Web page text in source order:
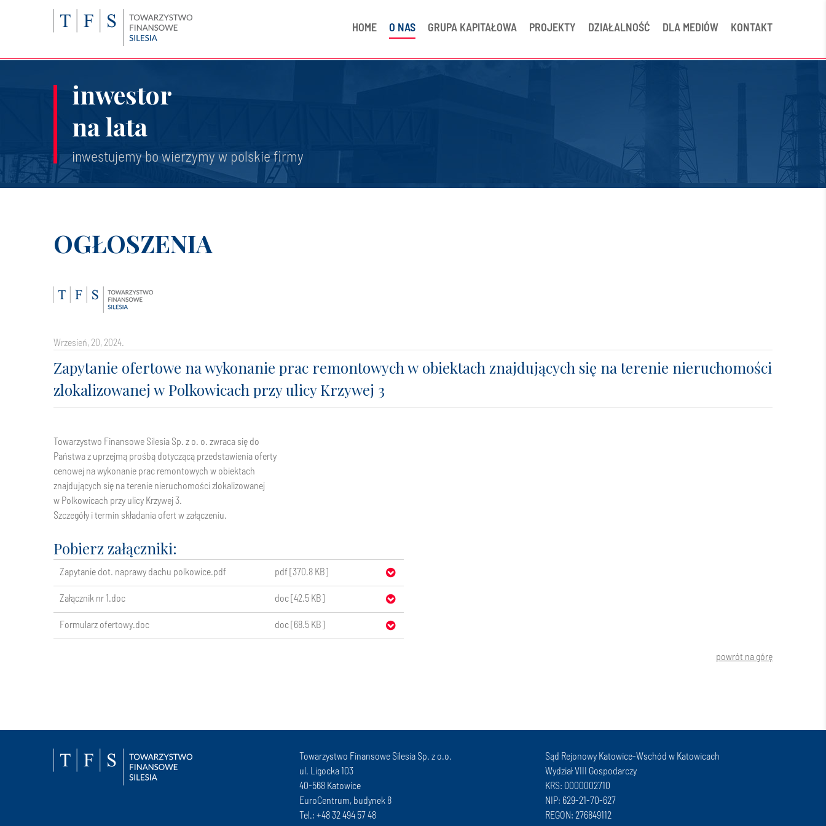
HOME O NAS GRUPA KAPITAŁOWA PROJEKTY DZIAŁALNOŚĆ DLA MEDIÓW KONTAKT
inwestor
na lata
inwestujemy bo wierzymy w polskie firmy
OGŁOSZENIA
wrzesień, 20, 2024.
Zapytanie ofertowe na wykonanie prac remontowych w obiektach znajdujących się na terenie nieruchomości
zlokalizowanej w Polkowicach przy ulicy Krzywej 3
Towarzystwo Finansowe Silesia Sp. z o. o. zwraca się do
Państwa z uprzejmą prośbą dotyczącą przedstawienia oferty
cenowej na wykonanie prac remontowych w obiektach
znajdujących się na terenie nieruchomości zlokalizowanej
w Polkowicach przy ulicy Krzywej 3.
Szczegóły i termin składania ofert w załączeniu.
Pobierz załączniki:
Zapytanie dot. naprawy dachu polkowice.pdf pdf [370.8 KB]
Załącznik nr 1.doc doc [42.5 KB]
Formularz ofertowy.doc doc [68.5 KB]
powrót na górę
Towarzystwo Finansowe Silesia Sp. z o.o.
ul. Ligocka 103
40-568 Katowice
EuroCentrum, budynek 8
Tel.: +48 32 494 57 48
Sąd Rejonowy Katowice-Wschód w Katowicach
Wydział VIII Gospodarczy
KRS: 0000002710
NIP: 629-21-70-627
REGON: 276849112